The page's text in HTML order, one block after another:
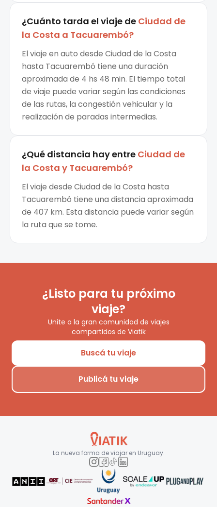
¿Cuánto tarda el viaje de Ciudad de
la Costa a Tacuarembó?
El viaje en auto desde Ciudad de la Costa
hasta Tacuarembó tiene una duración
aproximada de 4 hs 48 min. El tiempo total
de viaje puede variar según las condiciones
de las rutas, la congestión vehicular y la
realización de paradas intermedias.
¿Qué distancia hay entre Ciudad de
la Costa y Tacuarembó?
El viaje desde Ciudad de la Costa hasta
Tacuarembó tiene una distancia aproximada
de 407 km. Esta distancia puede variar según
la ruta que se tome.
¿Listo para tu próximo
viaje?
Unite a la gran comunidad de viajes
compartidos de Viatik
Buscá tu viaje
Publicá tu viaje
La nueva forma de viajar en Uruguay.